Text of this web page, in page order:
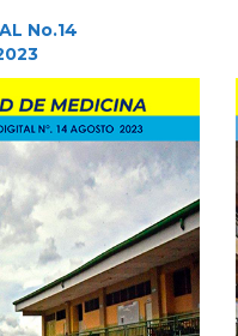
No.14